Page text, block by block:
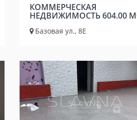
КОММЕРЧЕСКАЯ
НЕДВИЖИМОСТЬ 604.00 М
Базовая ул., 8Е